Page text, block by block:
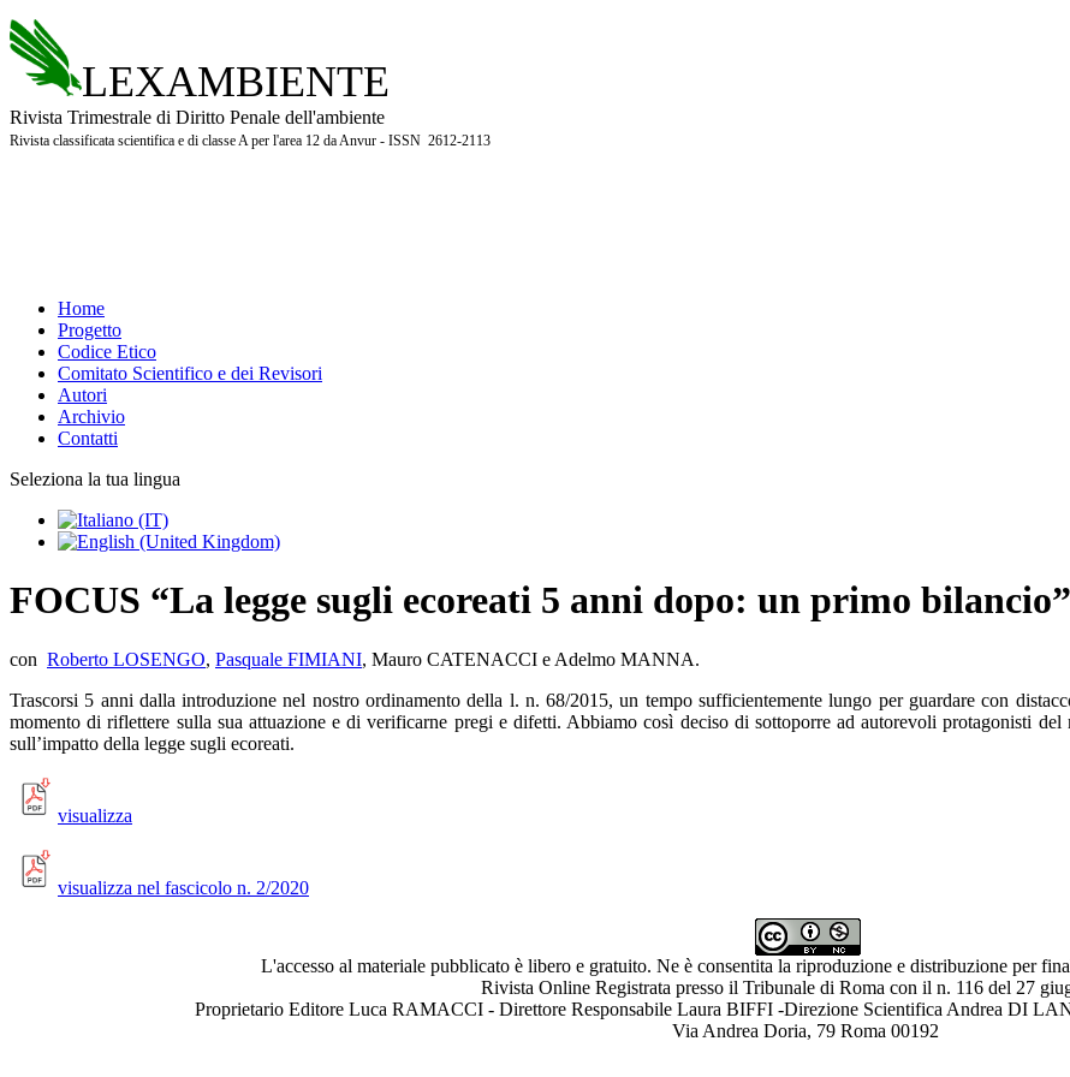
LEXAMBIENTE
Rivista Trimestrale di Diritto Penale dell'ambiente
Rivista classificata scientifica e di classe A per l'area 12 da Anvur - ISSN 2612-2113
Home
Progetto
Codice Etico
Comitato Scientifico e dei Revisori
Autori
Archivio
Contatti
Seleziona la tua lingua
FOCUS “La legge sugli ecoreati 5 anni dopo: un primo bilancio”
con Roberto LOSENGO, Pasquale FIMIANI, Mauro CATENACCI e Adelmo MANNA.
Trascorsi 5 anni dalla introduzione nel nostro ordinamento della l. n. 68/2015, un tempo sufficientemente lungo per guardare con
momento di riflettere sulla sua attuazione e di verificarne pregi e difetti. Abbiamo così deciso di sottoporre ad autorevoli protagonisti del
sull’impatto della legge sugli ecoreati.
visualizza
visualizza nel fascicolo n. 2/2020
L'accesso al materiale pubblicato è libero e gratuito. Ne è consentita la riproduzione e distribuzione per
Rivista Online Registrata presso il Tribunale di Roma con il n. 116 del 27
Proprietario Editore Luca RAMACCI - Direttore Responsabile Laura BIFFI -Direzione Scientifica Andrea DI
Via Andrea Doria, 79 Roma 00192